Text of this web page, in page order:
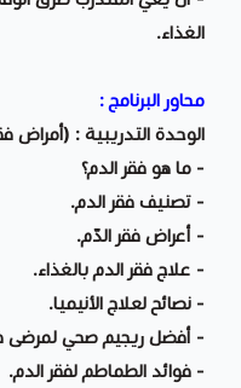
الغذاء.
محاور البرنامج :
الوحدة التدريبية : (أمراض
- ما هو فقر الدم؟
- تصنيف فقر الدم.
- أعراض فقر الدّم.
- علاج فقر الدم بالغذاء.
- نصائح لعلاج الأنيميا.
- أفضل ريجيم صحي لمرضى
- فوائد الطماطم لفقر الدم.